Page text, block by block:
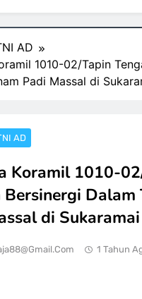
AD
1010-02/Tapin
Padi Massal di
AD
Koramil 1010-
Bersinergi Dalam
di Sukaramai
1 Tahun